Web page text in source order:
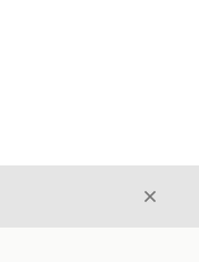
Fechar